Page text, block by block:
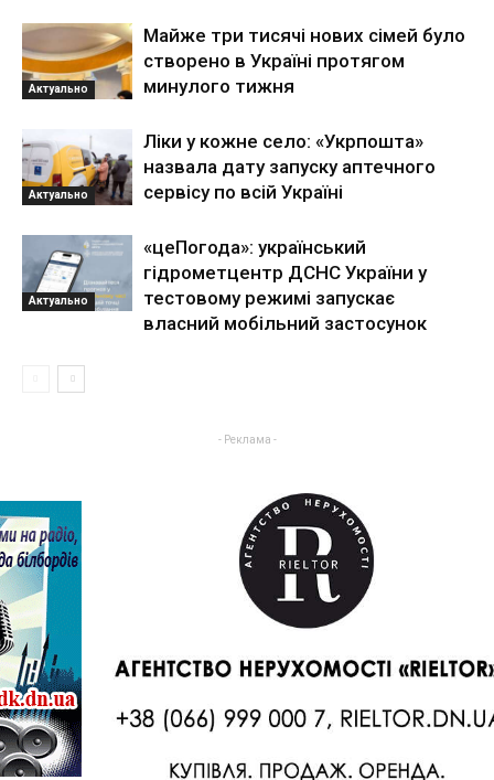
Актуально
Майже три тисячі нових сімей було
створено в Україні протягом
минулого тижня
Актуально
Ліки у кожне село: «Укрпошта»
назвала дату запуску аптечного
сервісу по всій Україні
Актуально
«цеПогода»: український
гідрометцентр ДСНС України у
тестовому режимі запускає
власний мобільний застосунок
- Реклама -